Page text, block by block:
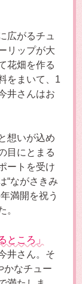
広がるチュ
リップが大
花畑を作る
をまいて、1
井さんはお
想いが込め
目にとまる
ートを受け
“ながさきみ
満開を祝う
。
ところ」
井さん。そ
かなチュー